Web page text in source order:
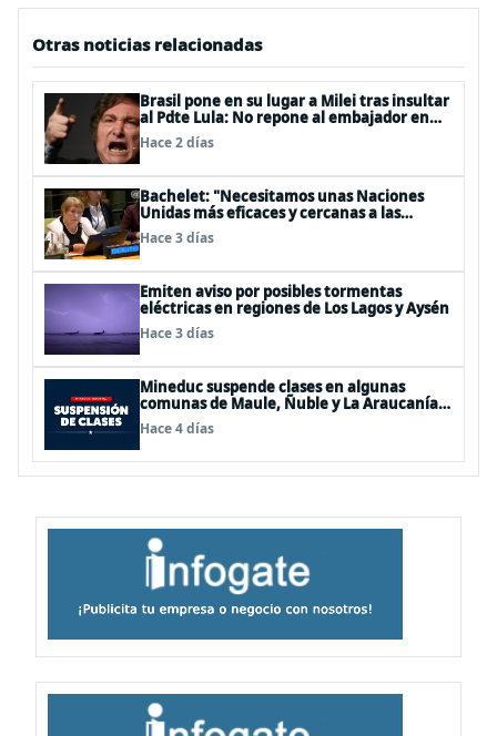
Otras noticias relacionadas
Brasil pone en su lugar a Milei tras insultar
al Pdte Lula: No repone al embajador en
BBSS y rebaja la relación bilateral
Hace 2 días
Bachelet: "Necesitamos unas Naciones
Unidas más eficaces y cercanas a las
personas"
Hace 3 días
Emiten aviso por posibles tormentas
eléctricas en regiones de Los Lagos y Aysén
Hace 3 días
Mineduc suspende clases en algunas
comunas de Maule, Ñuble y La Araucanía
para este lunes
Hace 4 días